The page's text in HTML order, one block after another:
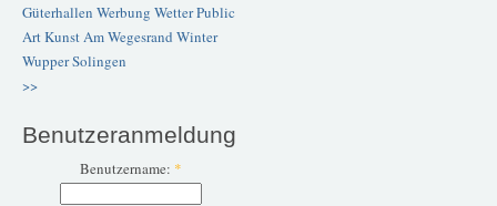
Güterhallen Werbung WetterPublic
ArtKunstAm Wegesrand Winter
WupperSolingen
>>
Benutzeranmeldung
Benutzername: *